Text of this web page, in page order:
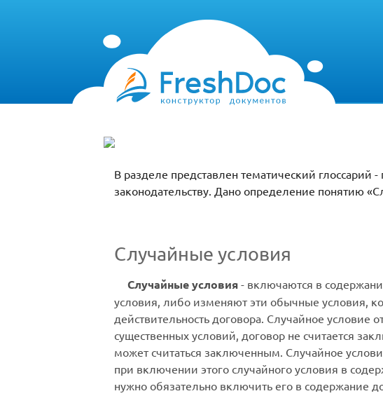
В разделе представлен тематический
законодательству. Дано определение понятию
Случайные условия
Случайные условия- включаются в
условия, либо изменяют эти обычные условия,
действительность договора. Случайное условие
существенных условий, договор не считается
может считаться заключенным. Случайное
при включении этого случайного условия в
нужно обязательно включить его в содержание